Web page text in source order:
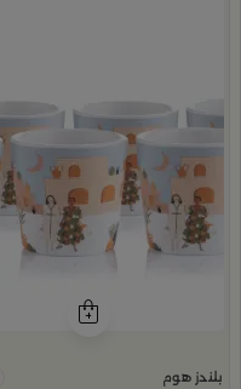
بلندز هوم